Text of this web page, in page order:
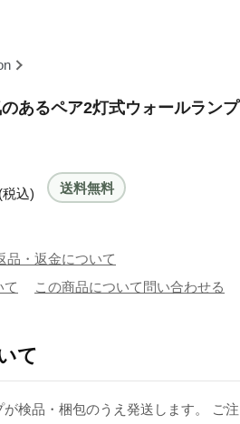
あるペア2灯式ウォールランプ
(税込) 送料無料
品・返金について
て
この商品について問い合わせる
て
検品・梱包のうえ発送します。 ご注